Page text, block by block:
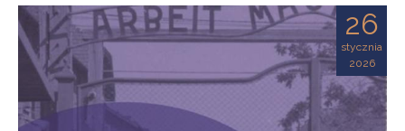
26
stycznia
2026